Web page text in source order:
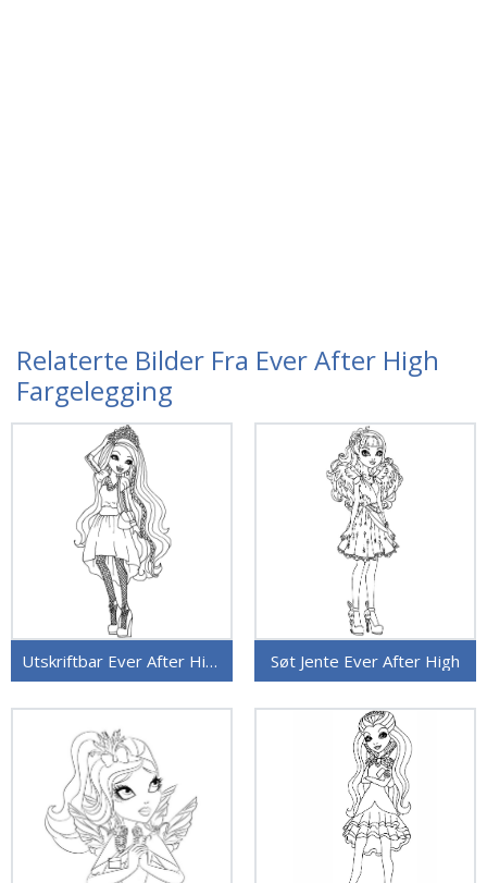
Relaterte Bilder Fra Ever After High
Fargelegging
Utskriftbar Ever After High Søt Jente Ever After High